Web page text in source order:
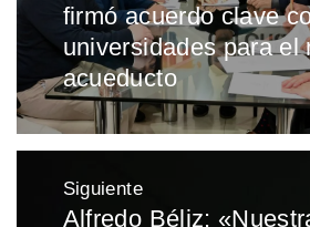
firmó acuerdo clave
universidades para el
acueducto
Siguiente
Entrada
Alfredo Béliz: